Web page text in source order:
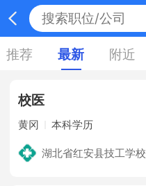
推荐 最新 附近
校医
黄冈 本科学历
湖北省红安县技工学校